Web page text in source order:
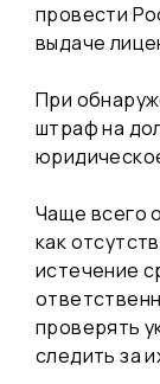
провести
выдаче
При
штраф на
Чаще всего
как
истечение
проверять
следить за